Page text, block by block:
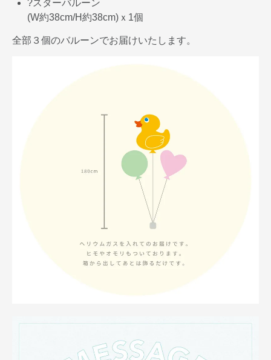
?スターバルーン
(W約38cm/H約38cm)ｘ1個
全部３個のバルーンでお届けいたします。